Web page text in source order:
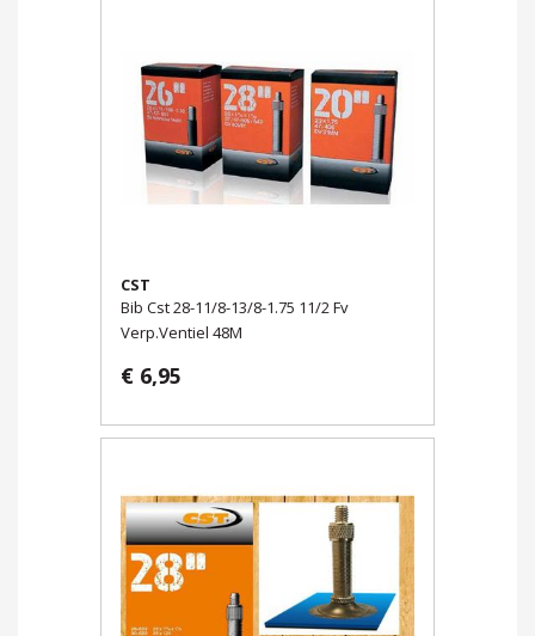
CST
Bib Cst 28-11/8-13/8-1.75 11/2 Fv
Verp.Ventiel 48M
€ 6,95